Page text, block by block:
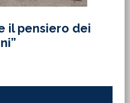
il pensiero dei